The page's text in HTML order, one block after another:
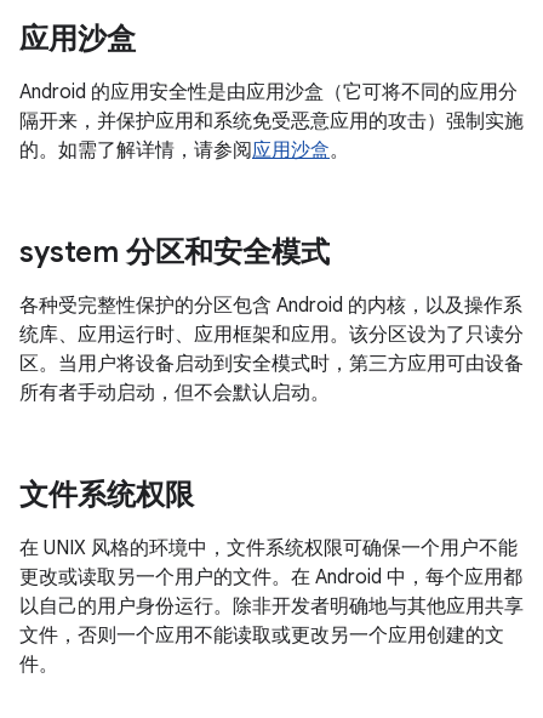
应用沙盒
Android 的应用安全性是由应用沙盒（它可将不同的应用分
隔开来，并保护应用和系统免受恶意应用的攻击）强制实施
的。如需了解详情，请参阅应用沙盒。
system 分区和安全模式
各种受完整性保护的分区包含 Android 的内核，以及操作系
统库、应用运行时、应用框架和应用。该分区设为了只读分
区。当用户将设备启动到安全模式时，第三方应用可由设备
所有者手动启动，但不会默认启动。
文件系统权限
在 UNIX 风格的环境中，文件系统权限可确保一个用户不能
更改或读取另一个用户的文件。在 Android 中，每个应用都
以自己的用户身份运行。除非开发者明确地与其他应用共享
文件，否则一个应用不能读取或更改另一个应用创建的文
件。